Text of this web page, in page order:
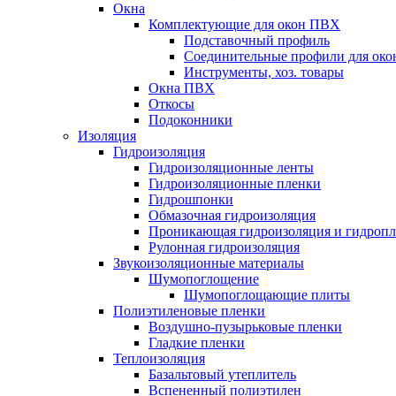
Окна
Комплектующие для окон ПВХ
Подставочный профиль
Соединительные профили для
Инструменты, хоз. товары
Окна ПВХ
Откосы
Подоконники
Изоляция
Гидроизоляция
Гидроизоляционные ленты
Гидроизоляционные пленки
Гидрошпонки
Обмазочная гидроизоляция
Проникающая гидроизоляция и
Рулонная гидроизоляция
Звукоизоляционные материалы
Шумопоглощение
Шумопоглощающие плиты
Полиэтиленовые пленки
Воздушно-пузырьковые пленки
Гладкие пленки
Теплоизоляция
Базальтовый утеплитель
Вспененный полиэтилен